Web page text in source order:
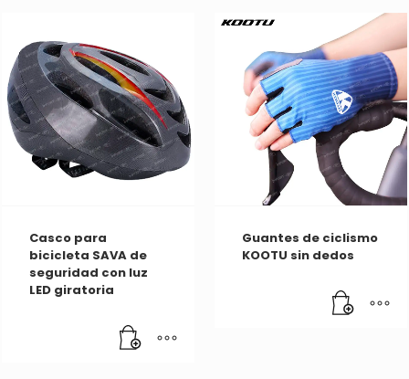
Casco para
bicicleta SAVA de
seguridad con luz
LED giratoria
Guantes de ciclismo
KOOTU sin dedos